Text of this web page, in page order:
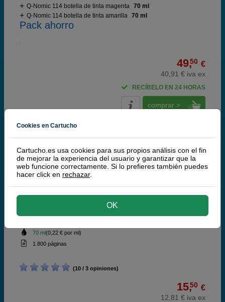
Q-Nomic 114 botella de tinta magenta 70 ml
Q-Nomic 114 botella de tinta amarilla 70 ml
Pack ahorro
49,50 €
40,91 € iva ex
RECÍBELO EN 24 HORAS
comprar >
Epson 114 botella de tinta negra
70 ml(0,22 € por ml)
1.800 páginas
(10 / 3 opiniones)
15,50 €
12,81 € iva ex
Cookies en Cartucho
Cartucho.es usa cookies para sus propios análisis con el fin
de mejorar la experiencia del usuario y garantizar que la
web funcione correctamente. Si lo prefieres también puedes
hacer click en rechazar.
OK